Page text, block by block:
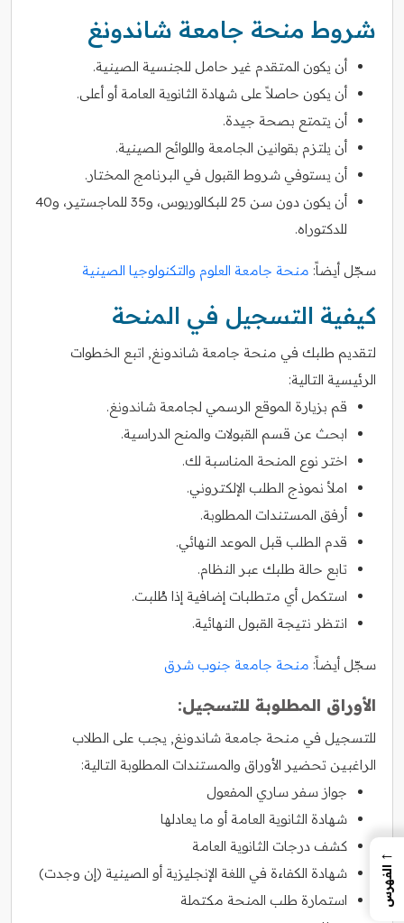
شروط منحة جامعة شاندونغ
أن يكون المتقدم غير حامل للجنسية الصينية.
أن يكون حاصلاً على شهادة الثانوية العامة أو أعلى.
أن يتمتع بصحة جيدة.
أن يلتزم بقوانين الجامعة واللوائح الصينية.
أن يستوفي شروط القبول في البرنامج المختار.
أن يكون دون سن 25 للبكالوريوس، و35 للماجستير، و40
للدكتوراه.
سجّل أيضاً: منحة جامعة العلوم والتكنولوجيا الصينية
كيفية التسجيل في المنحة
لتقديم طلبك في منحة جامعة شاندونغ, اتبع الخطوات
الرئيسية التالية:
قم بزيارة الموقع الرسمي لجامعة شاندونغ.
ابحث عن قسم القبولات والمنح الدراسية.
اختر نوع المنحة المناسبة لك.
املأ نموذج الطلب الإلكتروني.
أرفق المستندات المطلوبة.
قدم الطلب قبل الموعد النهائي.
تابع حالة طلبك عبر النظام.
استكمل أي متطلبات إضافية إذا طُلبت.
انتظر نتيجة القبول النهائية.
سجّل أيضاً: منحة جامعة جنوب شرق
الأوراق المطلوبة للتسجيل:
للتسجيل في منحة جامعة شاندونغ, يجب على الطلاب
الراغبين تحضير الأوراق والمستندات المطلوبة التالية:
جواز سفر ساري المفعول
شهادة الثانوية العامة أو ما يعادلها
كشف درجات الثانوية العامة
شهادة الكفاءة في اللغة الإنجليزية أو الصينية (إن وجدت)
استمارة طلب المنحة مكتملة
←
الفهرس